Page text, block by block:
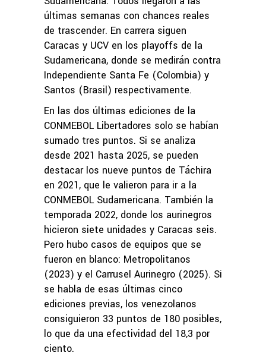
últimas semanas con chances reales
de trascender. En carrera siguen
Caracas y UCV en los playoffs de la
Sudamericana, donde se medirán contra
Independiente Santa Fe (Colombia) y
Santos (Brasil) respectivamente.
En las dos últimas ediciones de la
CONMEBOL Libertadores solo se habían
sumado tres puntos. Si se analiza
desde 2021 hasta 2025, se pueden
destacar los nueve puntos de Táchira
en 2021, que le valieron para ir a la
CONMEBOL Sudamericana. También la
temporada 2022, donde los aurinegros
hicieron siete unidades y Caracas seis.
Pero hubo casos de equipos que se
fueron en blanco: Metropolitanos
(2023) y el Carrusel Aurinegro (2025). Si
se habla de esas últimas cinco
ediciones previas, los venezolanos
consiguieron 33 puntos de 180 posibles,
lo que da una efectividad del 18,3 por
ciento.